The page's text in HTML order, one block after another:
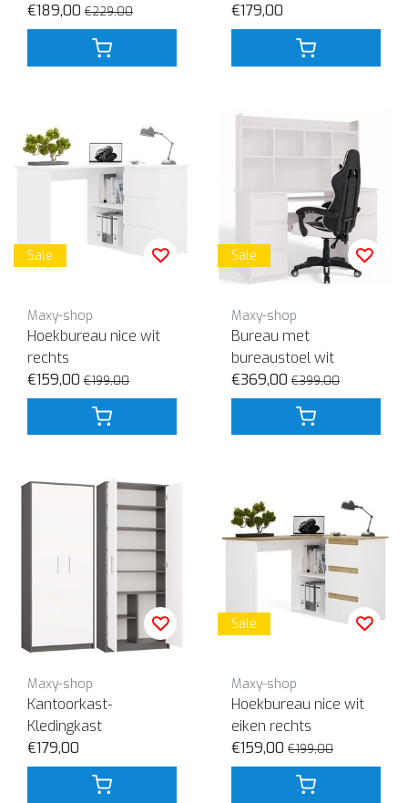
€189,00 €229,00
€179,00
Sale
Maxy-shop
Hoekbureau nice wit
rechts
€159,00 €199,00
Sale
Maxy-shop
Bureau met
bureaustoel wit
€369,00 €399,00
Maxy-shop
Kantoorkast-
Kledingkast
€179,00
Sale
Maxy-shop
Hoekbureau nice wit
eiken rechts
€159,00 €199,00